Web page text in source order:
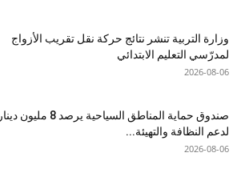
وزارة التربية تنشر نتائج حركة نقل تقريب الأزواج
لمدرّسي التعليم الابتدائي
2026-08-06
صندوق حماية المناطق السياحية يرصد 8 مليون دينار
لدعم النظافة والتهيئة...
2026-08-06